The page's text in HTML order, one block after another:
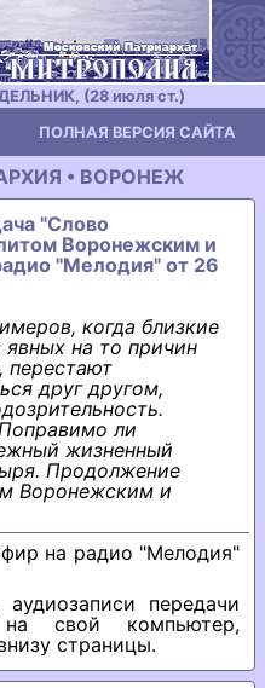
(28 июля ст.)
ПОЛНАЯ ВЕРСИЯ САЙТА
• ВОРОНЕЖ
"Слово
Воронежским и
"Мелодия" от 26
когда близкие
явных на то причин
перестают
друг другом,
ли
жизненный
Продолжение
Воронежским и
на радио "Мелодия"
передачи
свой компьютер,
страницы.